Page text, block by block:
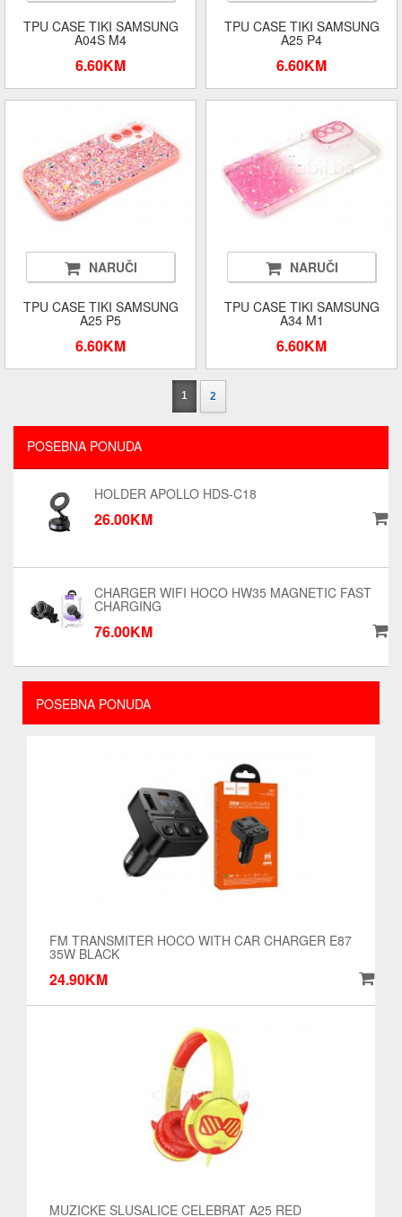
POSEBNA PONUDA
FM TRANSMITER HOCO WITH CAR CHARGER E87
35W BLACK
24.90KM
MUZICKE SLUSALICE CELEBRAT A25 RED
TPU CASE TIKI SAMSUNG
A04S M4
6.60KM
TPU CASE TIKI SAMSUNG
A25 P4
6.60KM
NARUČI
TPU CASE TIKI SAMSUNG
A25 P5
6.60KM
NARUČI
TPU CASE TIKI SAMSUNG
A34 M1
6.60KM
1 2
POSEBNA PONUDA
HOLDER APOLLO HDS-C18
26.00KM
CHARGER WIFI HOCO HW35 MAGNETIC FAST
CHARGING
76.00KM